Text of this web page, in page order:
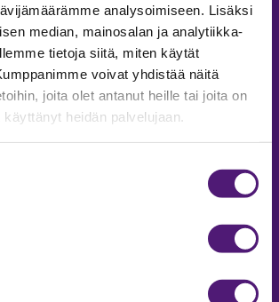
analysoimiseen. Lisäksi
median, mainosalan ja analytiikka-
tietoja siitä, miten käytät
voivat yhdistää näitä
joita olet antanut heille tai joita on
heidän palvelujaan.
MAJOITUS
Tiedustelut & Varaukset